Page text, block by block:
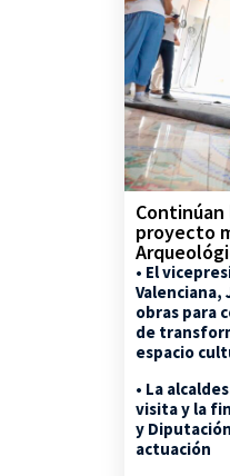
proyecto
• El
Valenciana,
obras para
de
espacio
• La
visita y la
y
actuación